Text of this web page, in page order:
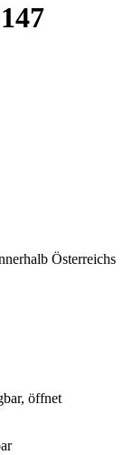
Österreichs
öffnet